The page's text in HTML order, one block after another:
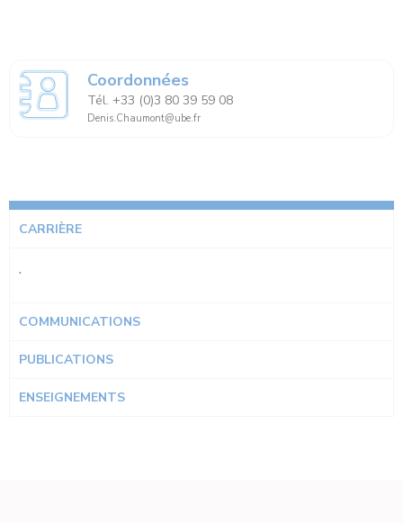
Coordonnées
Tél. +33 (0)3 80 39 59 08
Denis.Chaumont@ube.fr
CARRIÈRE
.
COMMUNICATIONS
PUBLICATIONS
ENSEIGNEMENTS